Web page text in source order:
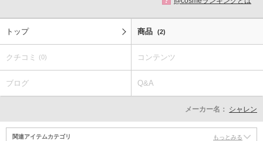
トップ 商品 (2)
クチコミ (0) コンテンツ
ブログ Q&A
メーカー名： シャレン
関連アイテムカテゴリ もっとみる